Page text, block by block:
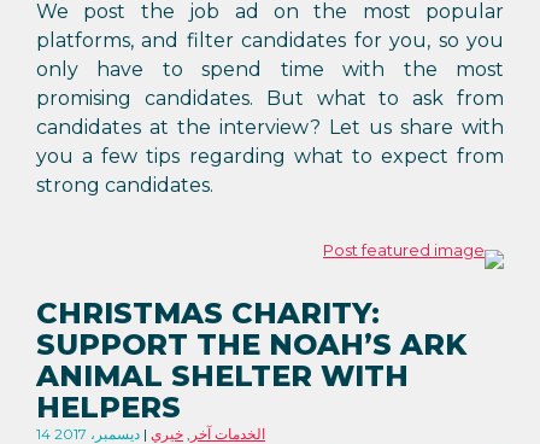
We post the job ad on the most popular
platforms, and filter candidates for you, so you
only have to spend time with the most
promising candidates. But what to ask from
candidates at the interview? Let us share with
you a few tips regarding what to expect from
strong candidates.
CHRISTMAS CHARITY:
SUPPORT THE NOAH’S ARK
ANIMAL SHELTER WITH
HELPERS
14 ديسمبر، 2017 الخدمات آخر , خيري